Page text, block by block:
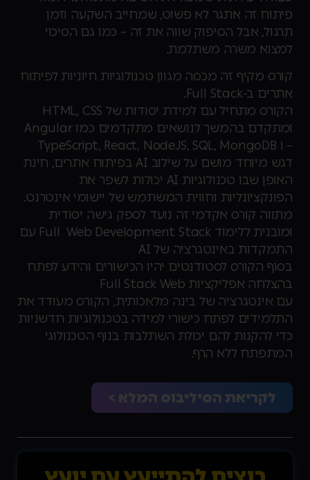
פיתוח זה אתגר לא פשוט, שמחייב השקעה וזמן
תרגול, אבל הסיפוק שווה את זה – כמו גם הסיכוי
למצוא משרה משתלמת.
קורס מקיף זה מכסה מגוון טכנולוגיות חיוניות לפיתוח
אתרים ב-Full Stack.
הקורס מתחיל עם למידת יסודות של HTML, CSS
ומתקדם בהמשך לנושאים מתקדמים כמו Angular
– ו TypeScript, React, NodeJS, SQL, MongoDB
דגש מיוחד מושם על שילוב AI בפיתוח אתרים, חינת
האופן שבו טכנולוגיות AI יכולות לשפר את
הפונקציונליות וחווית המשתמש של יישומי אינטרנט.
מתווה קורס אקדמי זה נועד לספק גישה יסודית
ומובנית ללימוד Full Web Development Stack עם
התמקדות באינטגרציה של AI
בסוף הקורס לסטודנטים יהיו הכישורים והידע לפתח
בהצלחה אפליקציות Full Stack Web
עם אינטגרציה של בינה מלאכותית, הקורס מעודד את
התלמידים לפתח כישורי למידה בטכנולוגיות חדשניות
כדי להקנות להם יכולת השתלבות בנוף הטכנולוגי
המתפתח ללא הרף.
לקריאת הסיליבוס המלא >